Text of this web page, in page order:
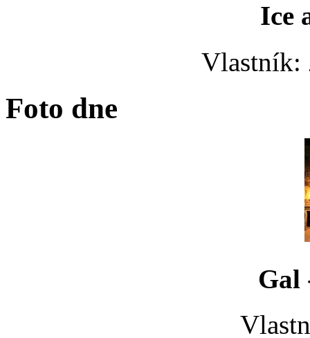
Ice
Vlastník:
Foto dne
Gal